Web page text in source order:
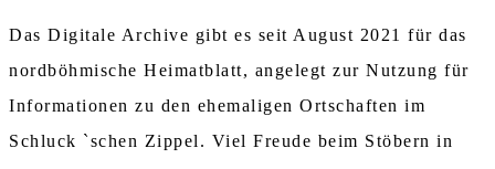
Das Digitale Archive gibt es seit August 2021 für das
nordböhmische Heimatblatt, angelegt zur Nutzung für
Informationen zu den ehemaligen Ortschaften im
Schluck `schen Zippel. Viel Freude beim Stöbern in